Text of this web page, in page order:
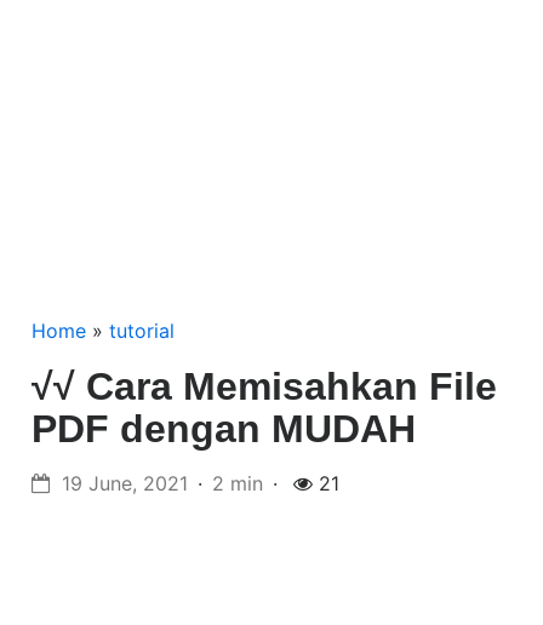
Home »tutorial
√√ Cara Memisahkan File
PDF dengan MUDAH
19 June, 2021 2 min 21